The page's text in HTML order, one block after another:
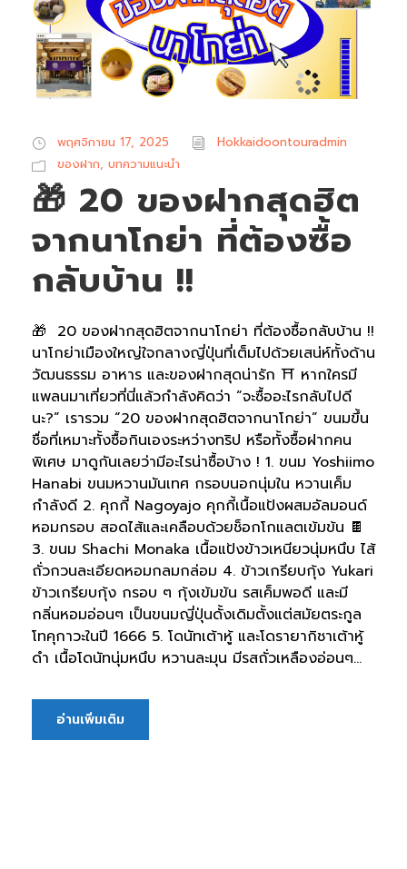
พฤศจิกายน 17, 2025
Hokkaidoontouradmin
ของฝาก, บทความแนะนำ
🎁 20 ของฝากสุดฮิต
จากนาโกย่า ที่ต้องซื้อ
กลับบ้าน !!
🎁 20 ของฝากสุดฮิตจากนาโกย่า ที่ต้องซื้อกลับบ้าน !!
นาโกย่าเมืองใหญ่ใจกลางญี่ปุ่นที่เต็มไปด้วยเสน่ห์ทั้งด้าน
วัฒนธรรม อาหาร และของฝากสุดน่ารัก ⛩️ หากใครมี
แพลนมาเที่ยวที่นี่แล้วกำลังคิดว่า “จะซื้ออะไรกลับไปดี
นะ?” เรารวม “20 ของฝากสุดฮิตจากนาโกย่า” ขนมขึ้น
ชื่อที่เหมาะทั้งซื้อกินเองระหว่างทริป หรือทั้งซื้อฝากคน
พิเศษ มาดูกันเลยว่ามีอะไรน่าซื้อบ้าง ! 1. ขนม Yoshiimo
Hanabi ขนมหวานมันเทศ กรอบนอกนุ่มใน หวานเค็ม
กำลังดี 2. คุกกี้ Nagoyajo คุกกี้เนื้อแป้งผสมอัลมอนด์
หอมกรอบ สอดไส้และเคลือบด้วยช็อกโกแลตเข้มข้น 🍫
3. ขนม Shachi Monaka เนื้อแป้งข้าวเหนียวนุ่มหนึบ ไส้
ถั่วกวนละเอียดหอมกลมกล่อม 4. ข้าวเกรียบกุ้ง Yukari
ข้าวเกรียบกุ้ง กรอบ ๆ กุ้งเข้มข้น รสเค็มพอดี และมี
กลิ่นหอมอ่อนๆ เป็นขนมญี่ปุ่นดั้งเดิมตั้งแต่สมัยตระกูล
โทคุกาวะในปี 1666 5. โดนัทเต้าหู้ และโดรายากิชาเต้าหู้
ดำ เนื้อโดนัทนุ่มหนึบ หวานละมุน มีรสถั่วเหลืองอ่อนๆ...
อ่านเพิ่มเติม